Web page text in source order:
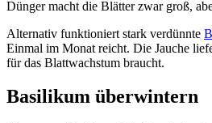
Dünger macht die Blätter zwar groß,
Alternativ funktioniert stark verdünnte
Einmal im Monat reicht. Die Jauche
für das Blattwachstum braucht.
Basilikum überwintern